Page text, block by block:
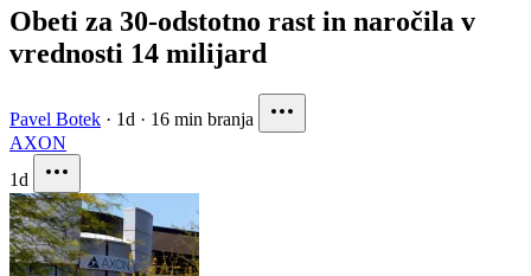
Obeti za 30-odstotno rast in naročila v
vrednosti 14 milijard
Pavel Botek · 1d · 16 min branja
AXON
1d